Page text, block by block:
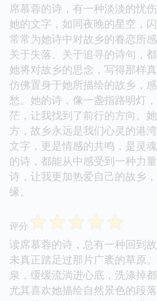
席慕蓉的诗，有一种淡淡的忧
她的文字，如同夜晚的星空，
常常为她诗中对故乡的眷恋所
关于失落、关于追寻的诗句，
她将对故乡的思念，写得那样
仿佛置身于她所描绘的故乡，
愁。她的诗，像一盏指路明灯
茫，让我找到了前行的方向。
方，故乡永远是我们心灵的港
文字，更是情感的共鸣，是灵
的诗，都能从中感受到一种力
诗，让我更加热爱自己的故乡
缘。
评分 ☆☆☆☆☆
读席慕蓉的诗，总有一种回到
未真正踏足过那片广袤的草原
泉，缓缓流淌进心底，洗涤掉
尤其喜欢她描绘自然景色的段